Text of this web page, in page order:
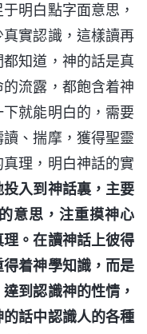
明白點字面意思，
實認識，這樣讀再
都知道，神的話是真
流露，都飽含着神
就能明白的，需要
、揣摩，獲得聖靈
理，明白神話的實
投入到神話裏，主要
意思，注重摸神心
。在讀神話上彼得
着神學知識，而是
到認識神的性情，
話中認識人的各種